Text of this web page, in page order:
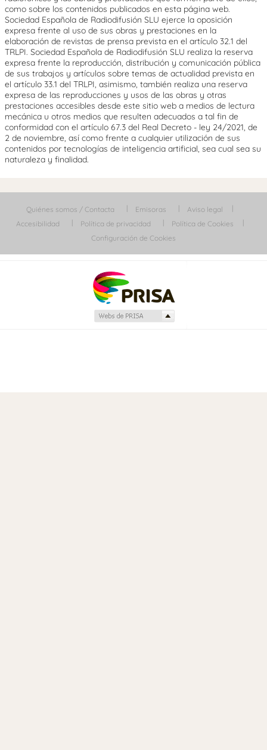
como sobre los contenidos publicados en esta página web.
Sociedad Española de Radiodifusión SLU ejerce la oposición
expresa frente al uso de sus obras y prestaciones en la
elaboración de revistas de prensa prevista en el artículo 32.1 del
TRLPI. Sociedad Española de Radiodifusión SLU realiza la reserva
expresa frente la reproducción, distribución y comunicación pública
de sus trabajos y artículos sobre temas de actualidad prevista en
el artículo 33.1 del TRLPI, asimismo, también realiza una reserva
expresa de las reproducciones y usos de las obras y otras
prestaciones accesibles desde este sitio web a medios de lectura
mecánica u otros medios que resulten adecuados a tal fin de
conformidad con el artículo 67.3 del Real Decreto - ley 24/2021, de
2 de noviembre, así como frente a cualquier utilización de sus
contenidos por tecnologías de inteligencia artificial, sea cual sea su
naturaleza y finalidad.
Quiénes somos / Contacta Emisoras
Aviso legal
Accesibilidad
Política de privacidad
Política de Cookies
Configuración de Cookies